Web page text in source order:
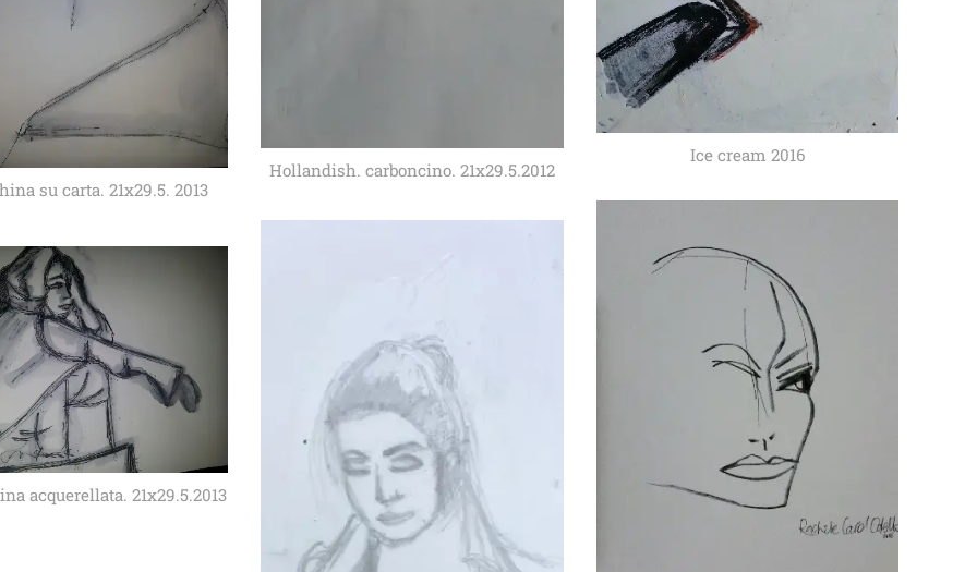
Hollandish. carboncino. 21x29.5.2012
Ice cream 2016
su carta. 21x29.5. 2013
acquerellata. 21x29.5.2013